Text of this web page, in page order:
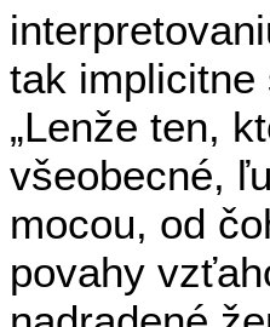
tak implicitne
„Lenže ten,
všeobecné,
mocou, od
povahy